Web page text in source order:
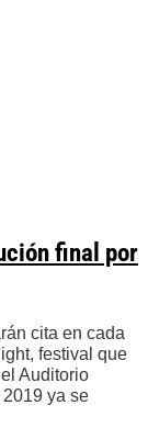
final por
cita en cada
festival que
Auditorio
ya se